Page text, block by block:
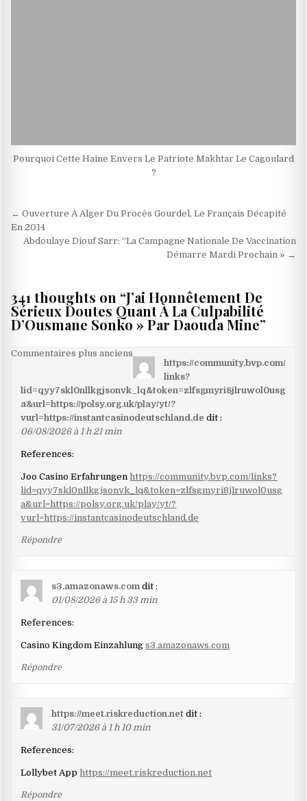
Pourquoi Cette Haine Envers Le Patriote Makhtar Le Cagoulard
?
Navigation
de
l’article
← Ouverture À Alger Du Procès Gourdel, Le Français Décapité
En 2014
Abdoulaye Diouf Sarr: “La Campagne Nationale De Vaccination
Démarre Mardi Prochain » →
341 thoughts on “J’ai Honnêtement De
Sérieux Doutes Quant À La Culpabilité
D’Ousmane Sonko » Par Daouda Mine”
Navigation
les
commentaires
Commentaires plus anciens
https://community.bvp.com/
links?
lid=qyy7skl0nllkgjsonvk_lq&token=zlfsgmyri8jlruwol0usg
a&url=https://polsy.org.uk/play/yt/?
vurl=https://instantcasinodeutschland.de dit :
06/08/2026 à 1 h 21 min
References:
Joo Casino Erfahrungen https://community.bvp.com/links?
lid=qyy7skl0nllkgjsonvk_lq&token=zlfsgmyri8jlruwol0usg
a&url=https://polsy.org.uk/play/yt/?
vurl=https://instantcasinodeutschland.de
Répondre
s3.amazonaws.com dit :
01/08/2026 à 15 h 33 min
References:
Casino Kingdom Einzahlungs3.amazonaws.com
Répondre
https://meet.riskreduction.net dit :
31/07/2026 à 1 h 10 min
References:
Lollybet App https://meet.riskreduction.net
Répondre